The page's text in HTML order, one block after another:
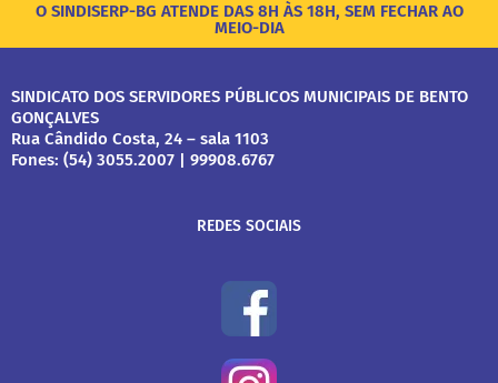
O SINDISERP-BG ATENDE DAS 8H ÀS 18H, SEM FECHAR AO
MEIO-DIA
SINDICATO DOS SERVIDORES PÚBLICOS MUNICIPAIS DE BENTO
GONÇALVES
Rua Cândido Costa, 24 – sala 1103
Fones: (54) 3055.2007 | 99908.6767
REDES SOCIAIS